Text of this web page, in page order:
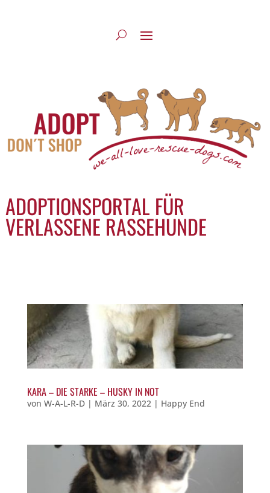
ADOPTIONSPORTAL FÜR
VERLASSENE RASSEHUNDE
KARA – DIE STARKE – HUSKY IN NOT
von W-A-L-R-D| März 30, 2022| Happy End